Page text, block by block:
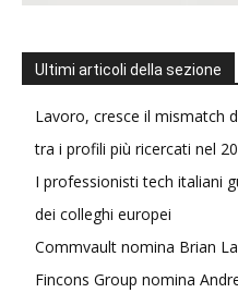
Ultimi articoli della sezione
Lavoro, cresce il mismatch
tra i profili più ricercati nel
I professionisti tech italiani
dei colleghi europei
Commvault nomina Brian
Fincons Group nomina